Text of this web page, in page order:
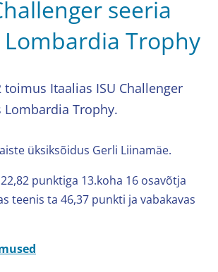
seeria
Trophy
toimus Itaalias ISU Challenger
Lombardia Trophy.
üksiksõidus Gerli Liinamäe.
punktiga 13.koha 16 osavõtja
teenis ta 46,37 punkti ja vabakavas